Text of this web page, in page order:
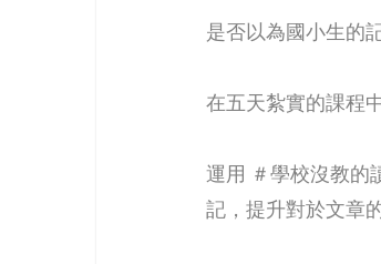
是否以為國小生的
在五天紮實的課程
運用 ＃學校沒教的
記，提升對於文章